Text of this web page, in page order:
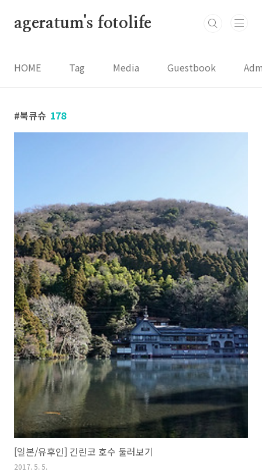
ageratum's fotolife
HOME Tag Media Guestbook
북큐슈 178
[일본/유후인] 긴린코 호수 둘러보기
2017. 5. 5.